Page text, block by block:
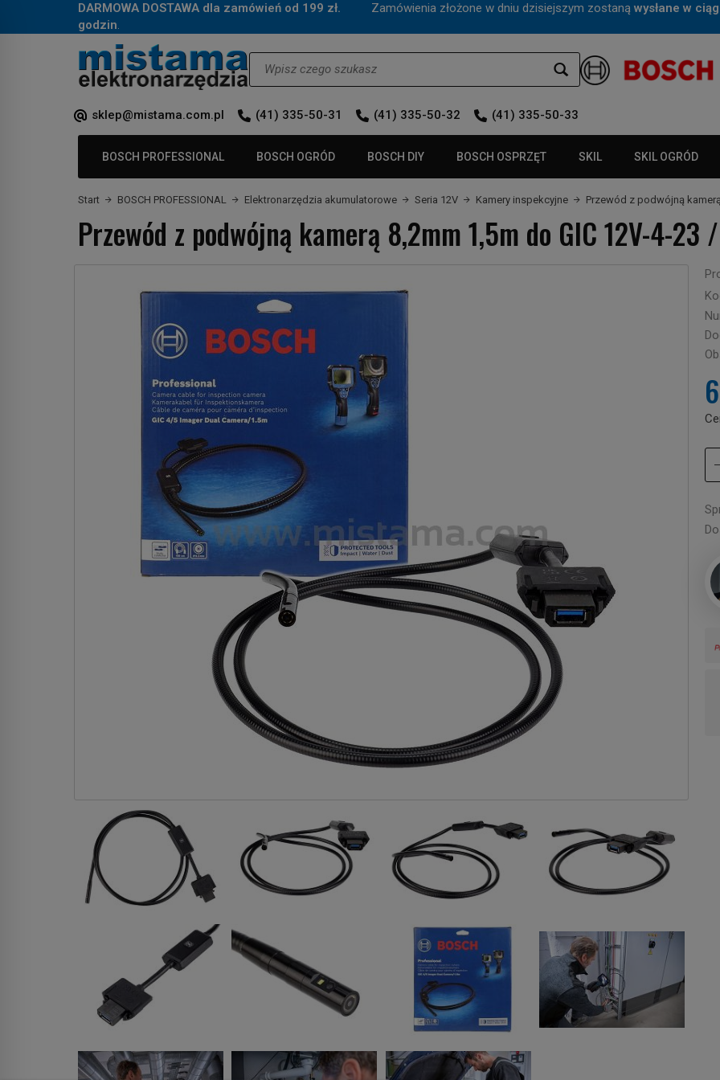
DARMOWA DOSTAWA dla zamówień od 199 zł. Zamówienia złożone w dniu dzisiejszym zostaną wysłane w
godzin.
sklep@mistama.com.pl (41) 335-50-31 (41) 335-50-32 (41) 335-50-33
BOSCH PROFESSIONAL BOSCH OGRÓD BOSCH DIY BOSCH OSPRZĘT SKIL SKIL OGRÓD
Start BOSCH PROFESSIONAL Elektronarzędzia akumulatorowe Seria 12V Kamery inspekcyjne Przewód z podwójną
Przewód z podwójną kamerą 8,2mm 1,5m do GIC 12V-4-23